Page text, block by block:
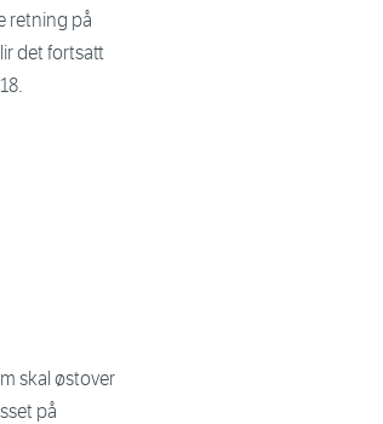
retning på
det fortsatt
skal østover
på